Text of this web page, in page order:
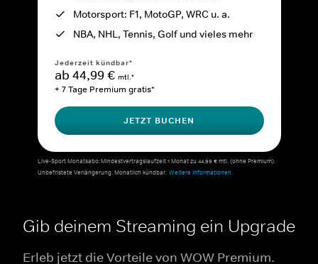
Motorsport: F1, MotoGP, WRC u. a.
NBA, NHL, Tennis, Golf und vieles mehr
Jederzeit kündbar*
ab 44,99 € mtl.*
+ 7 Tage Premium gratis*
JETZT BUCHEN
Live-Sport Monatsabo: Mindestvertragslaufzeit 1 Monat zu 44,99 € mtl. (ohne Premium).
Unbefristete Verlängerung. Monatlich kündbar. Weitere Informationen.
Gib deinem Streaming ein Upgrade
Erleb jetzt die Vorteile von WOW Premium.